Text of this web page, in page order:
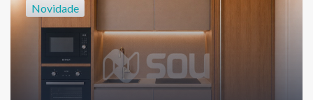
Novidade